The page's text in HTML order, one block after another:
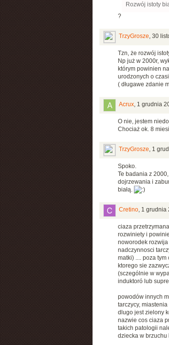
Rozwój istoty
?
TrzyGrosze 30
Tzn, że rozwój
Np już w 2000r,
którym powinien
urodzonych o
( długawe zdanie
Acrux, 1 grudnia
O nie, jestem
Chociaż ok. 8
TrzyGrosze 1
Spoko.
Te badania z
dojrzewania i
białą.
Cretino, 1 grudnia
ciaza
rozwiniety i
noworodek
nadczynnosci
matki) .... poza
ktorego sie
(sczególnie w
induktoró lub
powodów innych
tarczycy,
dlugo jest zielony
nazwie cos ciaza
takich patologii
dziecka w brzuchu